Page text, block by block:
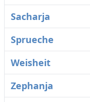
Sacharja
Sprueche
Weisheit
Zephanja